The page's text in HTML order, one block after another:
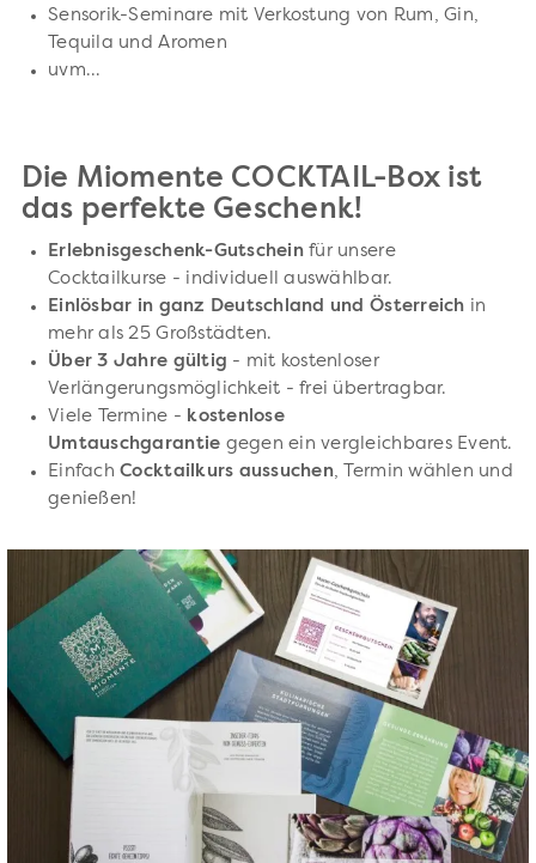
Sensorik-Seminare mit Verkostung von Rum, Gin,
Tequila und Aromen
uvm...
Die Miomente COCKTAIL-Box ist
das perfekte Geschenk!
Erlebnisgeschenk-Gutscheinfür unsere
Cocktailkurse - individuell auswählbar.
Einlösbar in ganz Deutschland und Österreich in
mehr als 25 Großstädten.
Über 3 Jahre gültig - mit kostenloser
Verlängerungsmöglichkeit - frei übertragbar.
Viele Termine - kostenlose
Umtauschgarantie gegen ein vergleichbares Event.
EinfachCocktailkurs aussuchen, Termin wählen und
genießen!